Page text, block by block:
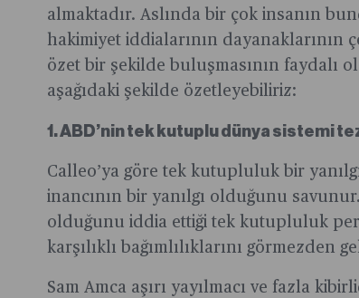
almaktadır. Aslında bir çok insanın
hakimiyet iddialarının dayanaklarının
özet bir şekilde buluşmasının faydalı
aşağıdaki şekilde özetleyebiliriz:
1. ABD’nin tek kutuplu dünya sistemi
Calleo’ya göre tek kutupluluk bir
inancının bir yanılgı olduğunu
olduğunu iddia ettiği tek kutupluluk
karşılıklı bağımlılıklarını görmezden
Sam Amca aşırı yayılmacı ve fazla